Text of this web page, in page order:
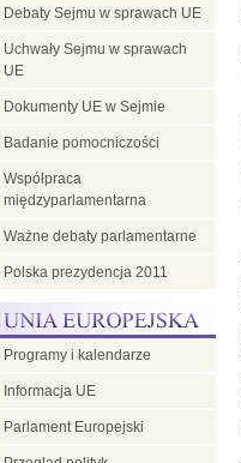
prezydencji
w
UE
Debaty Sejmu w sprawach UE
Uchwały Sejmu w sprawach
UE
Dokumenty UE w Sejmie
Badanie pomocniczości
Współpraca
międzyparlamentarna
Ważne debaty parlamentarne
Polska prezydencja 2011
Programy i kalendarze
Informacja UE
Parlament Europejski